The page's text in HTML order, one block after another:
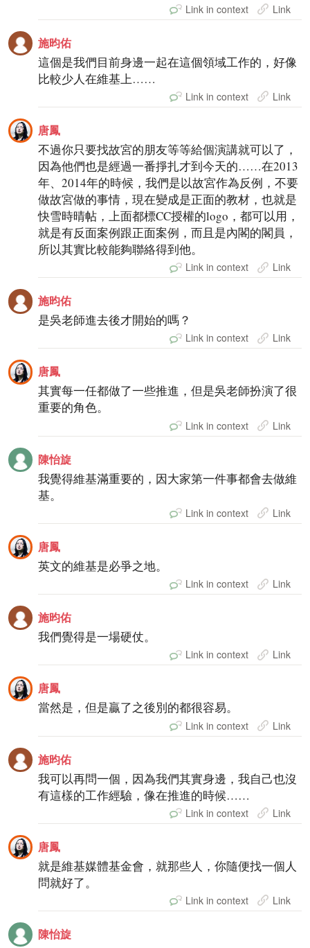
Link in context Link
施昀佑
這個是我們目前身邊一起在這個領域工作的，好像
比較少人在維基上……
Link in context Link
唐鳳
不過你只要找故宮的朋友等等給個演講就可以了，
因為他們也是經過一番掙扎才到今天的……在2013
年、2014年的時候，我們是以故宮作為反例，不要
做故宮做的事情，現在變成是正面的教材，也就是
快雪時晴帖，上面都標CC授權的logo，都可以用，
就是有反面案例跟正面案例，而且是內閣的閣員，
所以其實比較能夠聯絡得到他。
Link in context Link
施昀佑
是吳老師進去後才開始的嗎？
Link in context Link
唐鳳
其實每一任都做了一些推進，但是吳老師扮演了很
重要的角色。
Link in context Link
陳怡旋
我覺得維基滿重要的，因大家第一件事都會去做維
基。
Link in context Link
唐鳳
英文的維基是必爭之地。
Link in context Link
施昀佑
我們覺得是一場硬仗。
Link in context Link
唐鳳
當然是，但是贏了之後別的都很容易。
Link in context Link
施昀佑
我可以再問一個，因為我們其實身邊，我自己也沒
有這樣的工作經驗，像在推進的時候……
Link in context Link
唐鳳
就是維基媒體基金會，就那些人，你隨便找一個人
問就好了。
Link in context Link
陳怡旋